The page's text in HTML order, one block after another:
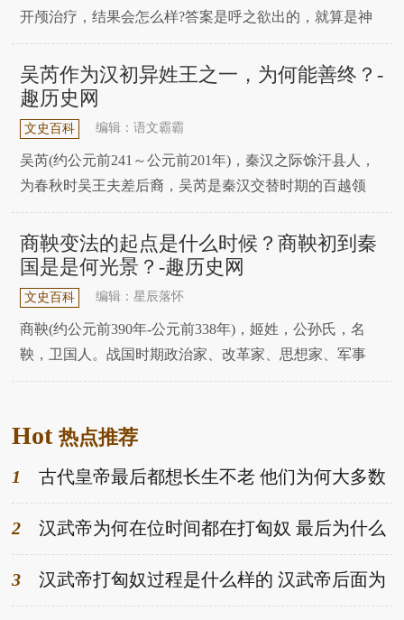
开颅治疗，结果会怎么样?答案是呼之欲出的，就算是神
医，在那个没办法提供无菌环境的年代里把人脑袋打开，
肯定是必死无疑的啊!扁鹊给蔡桓公看诊的故事想必大家
都知道，起初扁鹊见他时称“病在胰理，不治将深”，但是
蔡桓公没有放在心上，甚至对于扁鹊随后一系列的警告
吴芮作为汉初异姓王之一，为何能善终？-
趣历史网
文史百科 编辑：语文霸霸
吴芮(约公元前241～公元前201年)，秦汉之际馀汗县人，
为春秋时吴王夫差后裔，吴芮是秦汉交替时期的百越领
袖，是江西历史上第一个有明确记载的杰出人物，以民为
本的政治家和军事家。趣历史小编知道读者都对此很感兴
趣，接下来就和各位一起来了解，给大家一个参考。作为
汉初异姓王，吴芮最后之所以能够得以善终，主要
商鞅变法的起点是什么时候？商鞅初到秦
国是是何光景？-趣历史网
文史百科 编辑：星辰落怀
商鞅(约公元前390年-公元前338年)，姬姓，公孙氏，名
鞅，卫国人。战国时期政治家、改革家、思想家、军事
家，法家代表人物，卫国国君后代。下面趣历史小编就为
国来了一个很特殊的年轻人。这个年轻人，是卫国公族的
Hot热点推荐
1
古代皇帝最后都想长生不老 他们为何大多数
都壮年就死了-趣历史网
2
汉武帝为何在位时间都在打匈奴 最后为什么
停止了-趣历史网
3
汉武帝打匈奴过程是什么样的 汉武帝后面为
何节节败退-趣历史网